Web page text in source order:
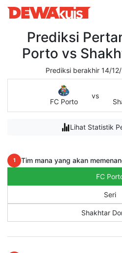
Prediksi
Porto vs
Prediksi berakhir 14/
FC Porto
vs
Lihat Statistik
1
Tim mana yang akan
FC
Seri
Shakhtar